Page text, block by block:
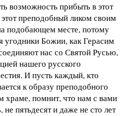
возможность прибыть в этот
преподобный ликом своим
подобающем месте, потому
угодники Божии, как Герасим
нас со Святой Русью,
нашего русского
И пусть каждый, кто
к образу преподобного
храме, помнит, что нам с вами
не пятьдесят и даже не сто лет